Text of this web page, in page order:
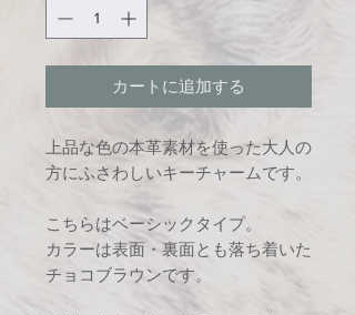
カートに追加する
上品な色の本革素材を使った大人の
方にふさわしいキーチャームです。
こちらはベーシックタイプ。
カラーは表面・裏面とも落ち着いた
チョコブラウンです。